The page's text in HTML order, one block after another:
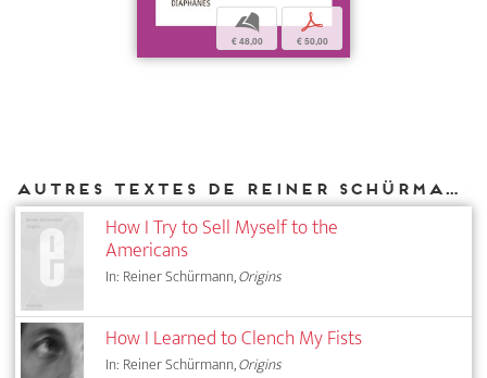
b
€ 48,00
p
€ 50,00
Autres textes de Reiner Schürmann parus chez DIAPHANES
How I Try to Sell Myself to the
Americans
In: Reiner Schürmann,Origins
How I Learned to Clench My Fists
In: Reiner Schürmann,Origins